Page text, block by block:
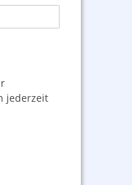
jederzeit